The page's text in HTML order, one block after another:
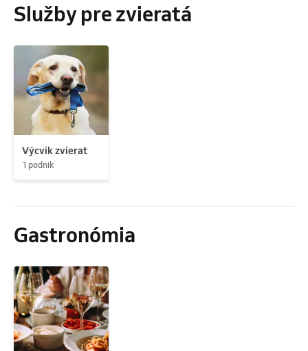
Služby pre zvieratá
Výcvik zvierat
1 podnik
Gastronómia